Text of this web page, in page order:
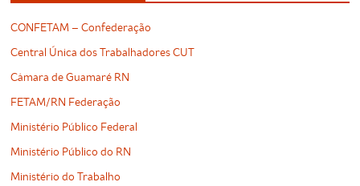
CONFETAM – Confederação
Central Única dos Trabalhadores CUT
Câmara de Guamaré RN
FETAM/RN Federação
Ministério Público Federal
Ministério Público do RN
Ministério do Trabalho